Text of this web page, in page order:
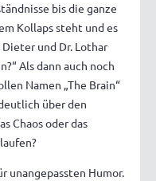
bis die ganze
Kollaps steht und es
und Dr. Lothar
Als dann auch noch
Namen „The Brain“
über den
Chaos oder das
unangepassten Humor.